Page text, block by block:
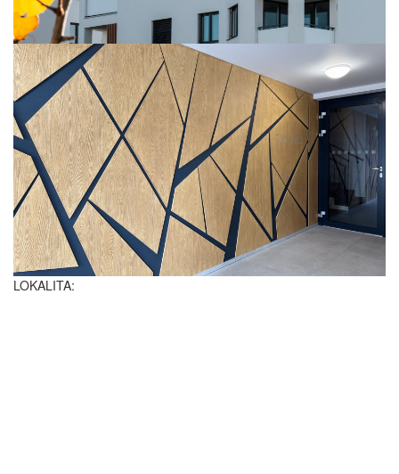
LOKALITA: